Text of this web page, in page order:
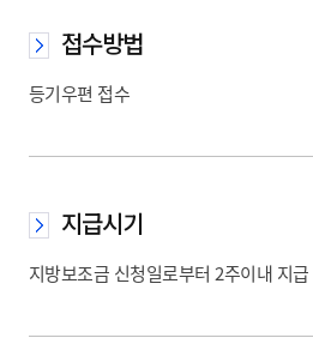
접수방법
등기우편 접수
지급시기
지방보조금 신청일로부터 2주이내 지급